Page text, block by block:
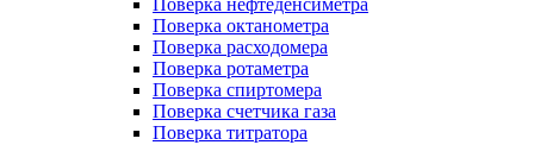
Поверка нефтеденсиметра
Поверка октанометра
Поверка расходомера
Поверка ротаметра
Поверка спиртомера
Поверка счетчика газа
Поверка титратора